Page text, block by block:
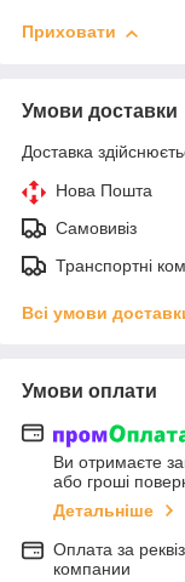
Приховати
Умови доставки
Доставка
Нова Пошта
Самовивіз
Транспортні
Всі умови
Умови оплати
Ви отримаєте
або гроші
Детальніше
Оплата за
компании